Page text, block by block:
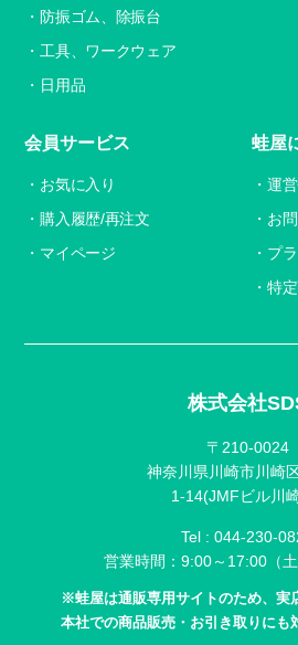
株式会社
〒210-0024
神奈川県川崎市川崎
1-14(JMFビル川
Tel : 044-230-
営業時間：9:00～17:00（土
※蛙屋は通販専用サイトのため、実
本社での商品販売・お引き取りにも
防振ゴム、除振台
工具、ワークウェア
日用品
会員サービス
お気に入り
購入履歴/再注文
マイページ
蛙屋
運
お
プ
特